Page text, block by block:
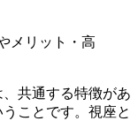
共通する特徴があ
うことです。視座と